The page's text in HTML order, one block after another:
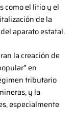
como el litio y el
de la
aparato estatal.
la creación de
en
tributario
y la
especialmente